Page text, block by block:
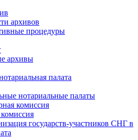
архивов
процедуры
архивы
палата
нотариальные палаты
комиссия
государств-участников СНГ в